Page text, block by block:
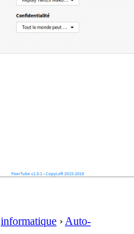
informatique › Auto-